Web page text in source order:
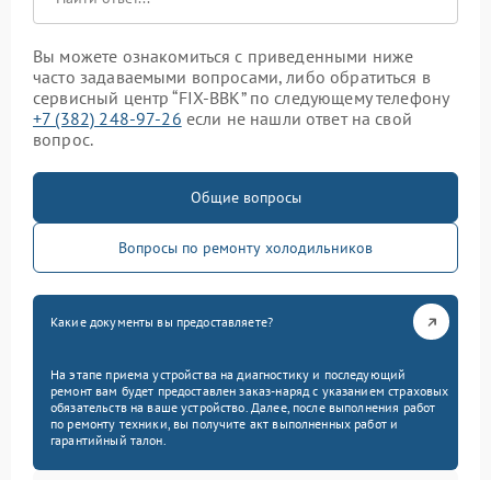
Вы можете ознакомиться с приведенными ниже
часто задаваемыми вопросами, либо обратиться в
сервисный центр “FIX-BBK” по следующему телефону
+7 (382) 248-97-26 если не нашли ответ на свой
вопрос.
Общие вопросы
Вопросы по ремонту холодильников
Какие документы вы предоставляете?
На этапе приема устройства на диагностику и последующий
ремонт вам будет предоставлен заказ-наряд с указанием страховых
обязательств на ваше устройство. Далее, после выполнения работ
по ремонту техники, вы получите акт выполненных работ и
гарантийный талон.